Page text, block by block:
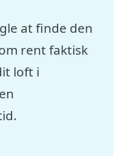
at finde den
rent faktisk
loft i